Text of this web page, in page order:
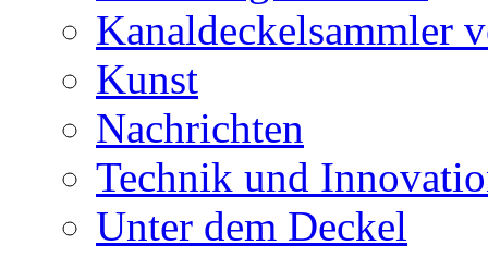
Kanaldeckelsammler
Kunst
Nachrichten
Technik und
Unter dem Deckel